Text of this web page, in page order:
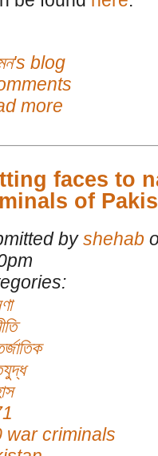
blog
more
faces to
of
by shehab
war criminals